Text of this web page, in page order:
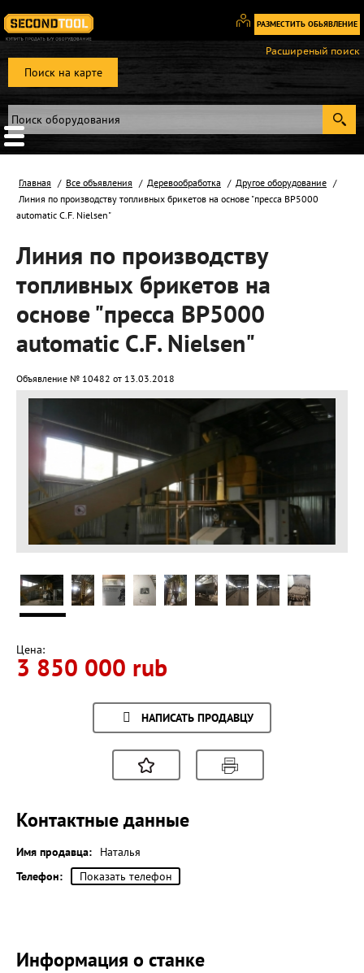
РАЗМЕСТИТЬ ОБЬЯВЛЕНИЕ
Вход
Регистрация
Поиск на карте
Расширеный поиск
Главная Все объявления Деревообработка
Другое оборудование
Линия по производству топливных брикетов на основе "пресса ВР5000
automatic С.F. Nielsеn"
Линия по производству
топливных брикетов на
основе "пресса ВР5000
automatic С.F. Nielsеn"
Объявление № 10482 от 13.03.2018
Цена:
3 850 000 rub
НАПИСАТЬ ПРОДАВЦУ
Контактные данные
Имя продавца:
Наталья
Телефон:
Показать телефон
Информация о станке